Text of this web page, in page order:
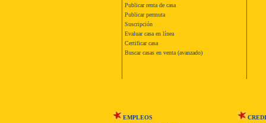
Publicar renta de casa
Publicar permuta
Suscripción
Evaluar casa en línea
Certificar casa
Buscar casas en venta (avanzado)
EMPLEOS